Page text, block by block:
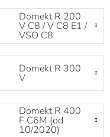
Domekt R 200
V C8 / V C8 E1 /
VSO C8
Domekt R 300
V
Domekt R 400
F C6M (od
10/2020)